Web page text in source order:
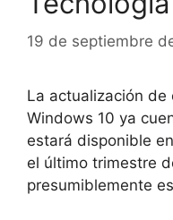
19 de septiembre
La actualización
Windows 10 ya
estará disponible
el último trimestre
presumiblemente